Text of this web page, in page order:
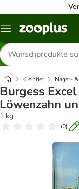
Menü
Produkte
suchen
Kleintier Nager-
Burgess
Löwenzahn
1 kg
(0)